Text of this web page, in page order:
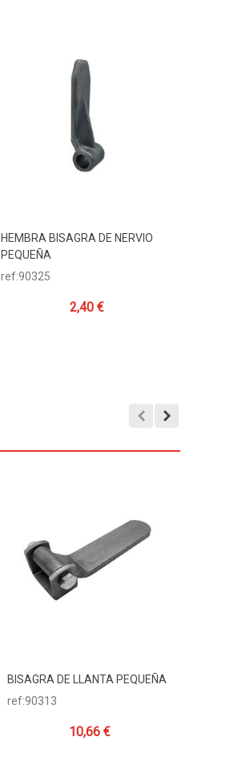
Añadir Al Carrito
HEMBRA BISAGRA DE NERVIO
PEQUEÑA
ref:90325
2,40 €
Añadir Al Carrito
BISAGRA DE LLANTA PEQUEÑA
ref:90313
10,66 €